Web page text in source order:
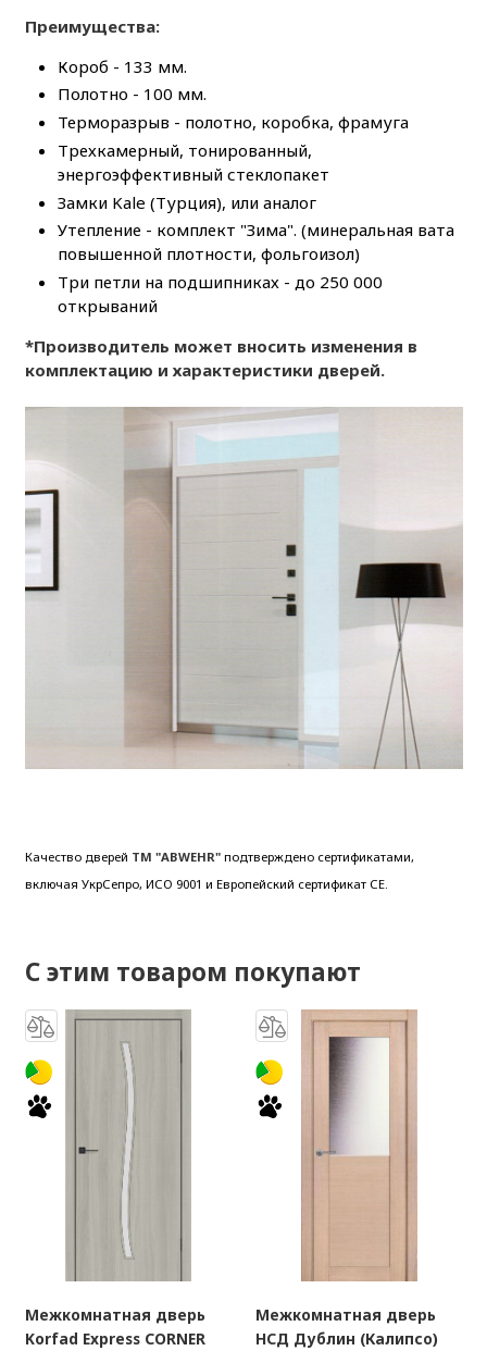
Преимущества:
Короб - 133 мм.
Полотно - 100 мм.
Терморазрыв - полотно, коробка, фрамуга
Трехкамерный, тонированный,
энергоэффективный стеклопакет
Замки Kale (Турция), или аналог
Утепление - комплект "Зима". (минеральная вата
повышенной плотности, фольгоизол)
Три петли на подшипниках - до 250 000
открываний
*Производитель может вносить изменения в
комплектацию и характеристики дверей.
Качество дверей ТМ "ABWEHR"подтверждено сертификатами,
включая УкрСепро, ИСО 9001 и Европейский сертификат СЕ.
С этим товаром покупают
Межкомнатная дверь
Korfad Express CORNER
Межкомнатная дверь
НСД Дублин (Калипсо)